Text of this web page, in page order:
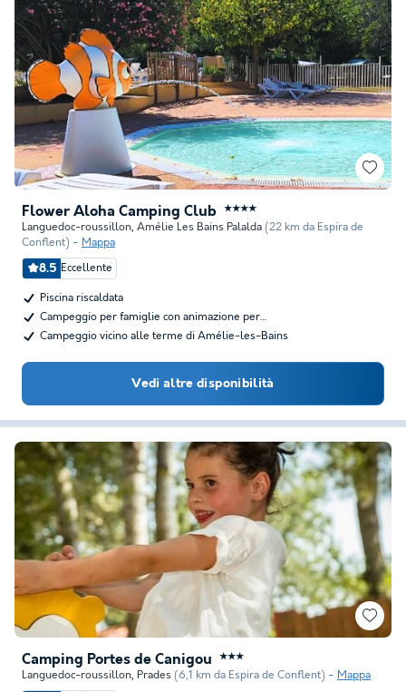
Flower Aloha Camping Club ★★★★
Languedoc-roussillon, Amélie Les Bains Palalda (22 km da Espira de
Conflent)
Mappa
8.5 Eccellente
Piscina riscaldata
Campeggio per famiglie con animazione per…
Campeggio vicino alle terme di Amélie-les-Bains
Vedi altre disponibilità
Camping Portes de Canigou ★★★
Languedoc-roussillon, Prades (6,1 km da Espira de Conflent) Mappa